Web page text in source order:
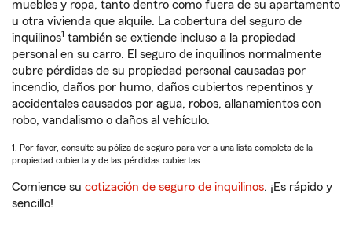
muebles y ropa, tanto dentro como fuera de su apartamento
u otra vivienda que alquile. La cobertura del seguro de
inquilinos1 también se extiende incluso a la propiedad
personal en su carro. El seguro de inquilinos normalmente
cubre pérdidas de su propiedad personal causadas por
incendio, daños por humo, daños cubiertos repentinos y
accidentales causados por agua, robos, allanamientos con
robo, vandalismo o daños al vehículo.
1. Por favor, consulte su póliza de seguro para ver a una lista completa de la
propiedad cubierta y de las pérdidas cubiertas.
Comience su cotización de seguro de inquilinos. ¡Es rápido y
sencillo!